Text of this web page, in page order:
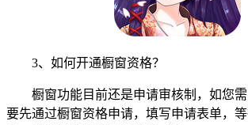
3、如何开通橱窗资格？
橱窗功能目前还是申请审核制，如您需
要先通过橱窗资格申请，填写申请表单，